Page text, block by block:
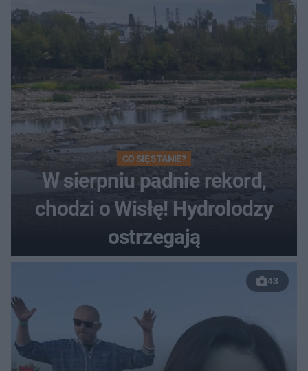
CO SIĘ STANIE?
W sierpniu padnie rekord,
chodzi o Wisłę! Hydrolodzy
ostrzegają
43